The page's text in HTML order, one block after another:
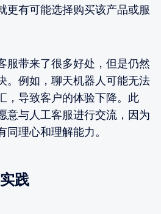
更有可能选择购买该产品或服
服带来了很多好处，但是仍然
。例如，聊天机器人可能无法
，导致客户的体验下降。此
意与人工客服进行交流，因为
理心和理解能力。
践